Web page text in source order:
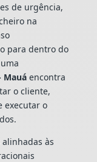
de urgência,
na
para dentro do
Mauáencontra
o cliente,
executar o
alinhadas às